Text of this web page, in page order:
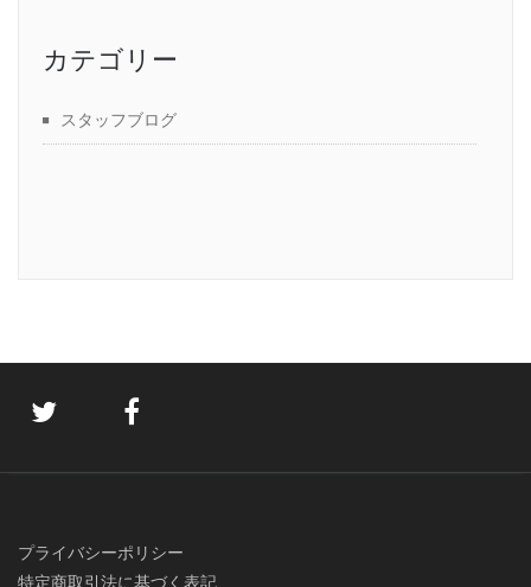
カテゴリー
スタッフブログ
プライバシーポリシー
特定商取引法に基づく表記